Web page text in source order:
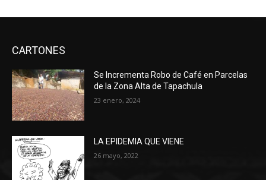
CARTONES
Se Incrementa Robo de Café en Parcelas
de la Zona Alta de Tapachula
23 enero, 2024
LA EPIDEMIA QUE VIENE
26 mayo, 2022